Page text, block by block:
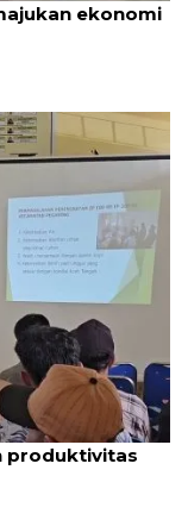
ekonomi
produktivitas